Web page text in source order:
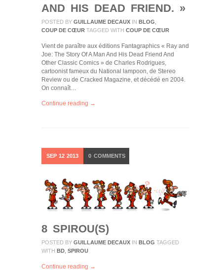
AND HIS DEAD FRIEND. »
POSTED BY GUILLAUME DECAUX IN BLOG
COUP DE CŒUR TAGGED WITH COUP DE CŒUR
Vient de paraître aux éditions Fantagraphics « Ray and
Joe: The Story Of A Man And His Dead Friend And
Other Classic Comics » de Charles Rodrigues,
cartoonist fameux du National lampoon, de Stereo
Review ou de Cracked Magazine, et décédé en 2004.
On connaît…
Continue reading →
SEP 12 2013 0 COMMENTS
8 SPIROU(S)
POSTED BY GUILLAUME DECAUX IN BLOG TAGGED
WITH BD SPIROU
Continue reading →